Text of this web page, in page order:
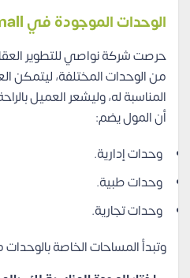
الوحدات الموجودة في mall ثري سايدز
حرصت شركة نواصي للتطوير
من الوحدات المختلفة، ليتمكن
المناسبة له، وليشعر العميل
أن المول يضم:
وحدات إدارية.
وحدات طبية.
وحدات تجارية.
وتبدأ المساحات الخاصة